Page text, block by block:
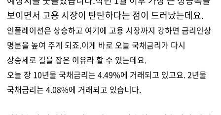
보이면서 고용 시장이 탄탄하다는 점이 드러났는데요.
인플레이션은 상승하고 여기에 고용 시장까지 강하면 금리인상
명분을 높여 주게 되죠.이게 바로 오늘 국채금리가 다시
상승세로 길을 잡은 이유라 할 수 있는데요.
오늘 장 10년물 국채금리는 4.49%에 거래되고 있고요. 2년물
국채금리는 4.08%에 거래되고 있습니다.